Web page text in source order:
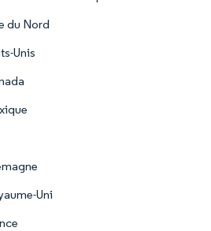
du Nord
Unis
Uni